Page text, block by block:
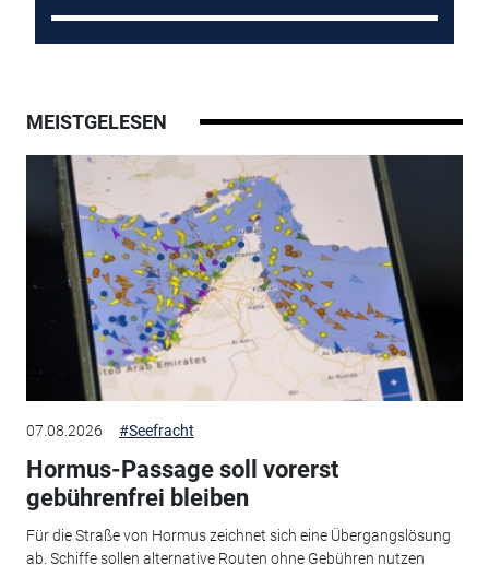
MEISTGELESEN
07.08.2026 #Seefracht
Hormus-Passage soll vorerst
gebührenfrei bleiben
Für die Straße von Hormus zeichnet sich eine Übergangslösung
ab. Schiffe sollen alternative Routen ohne Gebühren nutzen